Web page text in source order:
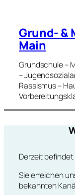
Grund- &
Main
Grundschule –
–
Rassismus –
Derzeit
Sie erreichen
bekannten